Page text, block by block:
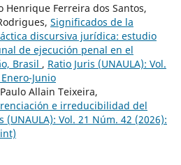
Henrique Ferreira dos Santos,
Significados de la
discursiva jurídica: estudio
de ejecución penal en el
Brasil , Ratio Juris (UNAULA): Vol.
Junio
Allain Teixeira,
e irreducibilidad del
(UNAULA): Vol. 21 Núm. 42 (2026):